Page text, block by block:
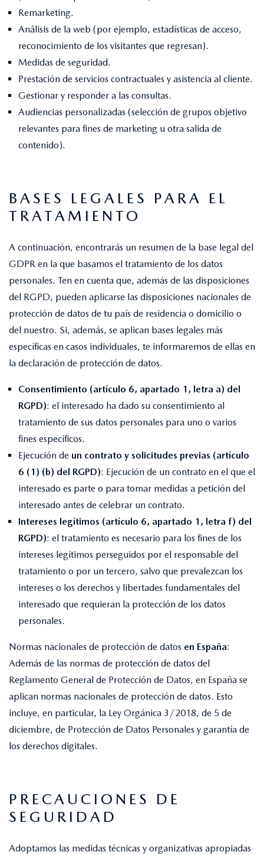
Remarketing.
Análisis de la web (por ejemplo, estadísticas de acceso,
reconocimiento de los visitantes que regresan).
Medidas de seguridad.
Prestación de servicios contractuales y asistencia al cliente.
Gestionar y responder a las consultas.
Audiencias personalizadas (selección de grupos objetivo
relevantes para fines de marketing u otra salida de
contenido).
BASES LEGALES PARA EL
TRATAMIENTO
A continuación, encontrarás un resumen de la base legal del
GDPR en la que basamos el tratamiento de los datos
personales. Ten en cuenta que, además de las disposiciones
del RGPD, pueden aplicarse las disposiciones nacionales de
protección de datos de tu país de residencia o domicilio o
del nuestro. Si, además, se aplican bases legales más
específicas en casos individuales, te informaremos de ellas en
la declaración de protección de datos.
Consentimiento (artículo 6, apartado 1, letra a) del
RGPD): el interesado ha dado su consentimiento al
tratamiento de sus datos personales para uno o varios
fines específicos.
Ejecución de un contrato y solicitudes previas (artículo
6 (1) (b) del RGPD): Ejecución de un contrato en el que el
interesado es parte o para tomar medidas a petición del
interesado antes de celebrar un contrato.
Intereses legítimos (artículo 6, apartado 1, letra f) del
RGPD): el tratamiento es necesario para los fines de los
intereses legítimos perseguidos por el responsable del
tratamiento o por un tercero, salvo que prevalezcan los
intereses o los derechos y libertades fundamentales del
interesado que requieran la protección de los datos
personales.
Normas nacionales de protección de datos en España:
Además de las normas de protección de datos del
Reglamento General de Protección de Datos, en España se
aplican normas nacionales de protección de datos. Esto
incluye, en particular, la Ley Orgánica 3/2018, de 5 de
diciembre, de Protección de Datos Personales y garantía de
los derechos digitales.
PRECAUCIONES DE
SEGURIDAD
Adoptamos las medidas técnicas y organizativas apropiadas